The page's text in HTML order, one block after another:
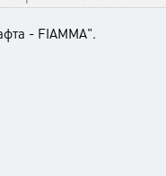
- FIAMMA".